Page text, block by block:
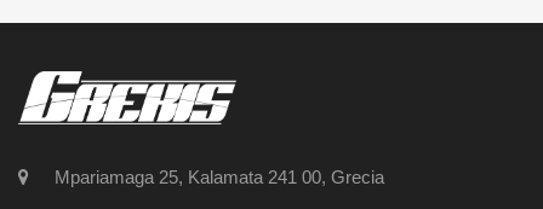
Mpariamaga 25, Kalamata 241 00, Grecia